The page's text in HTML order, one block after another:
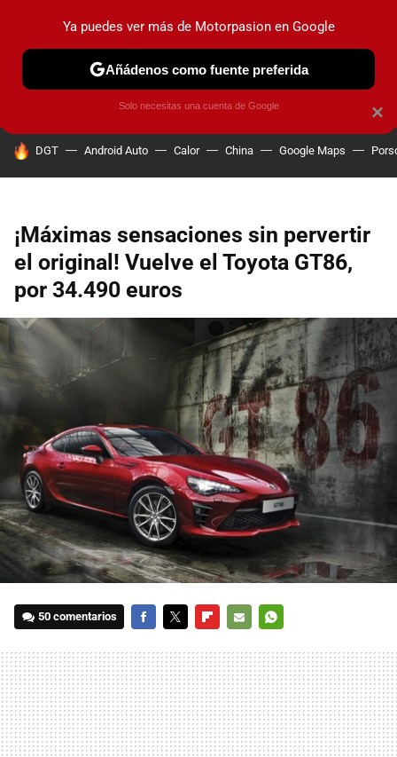
PRUEBAS COCHES ELÉCTRICOS OBSERVATORIO
HOY SE HABLA DE
DGT Android Auto Calor China Google Maps
¡Máximas sensaciones sin pervertir
el original! Vuelve el Toyota GT86,
por 34.490 euros
50 comentarios
MAIL
×
Ya puedes ver más de Motorpasion en Google
Añádenos como fuente preferida
Solo necesitas una cuenta de Google